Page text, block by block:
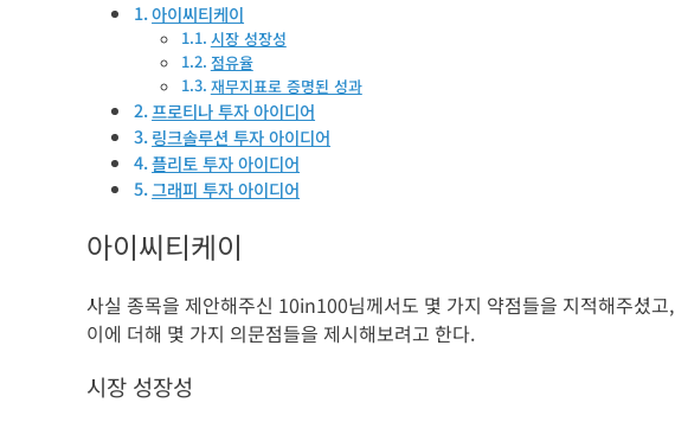
아이씨티케이
시장 성장성
점유율
재무지표로 증명된 성과
프로티나 투자 아이디어
링크솔루션 투자 아이디어
플리토 투자 아이디어
그래피 투자 아이디어
아이씨티케이
사실 종목을 제안해주신 10in100님께서도 몇 가지 약점들을 지적해주셨고,
이에 더해 몇 가지 의문점들을 제시해보려고 한다.
시장 성장성